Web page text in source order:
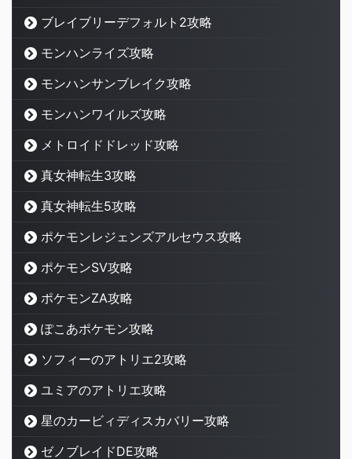
ブレイブリーデフォルト2攻略
モンハンライズ攻略
モンハンサンブレイク攻略
モンハンワイルズ攻略
メトロイドドレッド攻略
真女神転生3攻略
真女神転生5攻略
ポケモンレジェンズアルセウス攻略
ポケモンSV攻略
ポケモンZA攻略
ぽこあポケモン攻略
ソフィーのアトリエ2攻略
ユミアのアトリエ攻略
星のカービィディスカバリー攻略
ゼノブレイドDE攻略